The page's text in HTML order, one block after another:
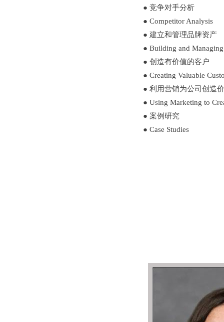
● 竞争对手分析
● Competitor Analysis
● 建立和管理品牌资产
● Building and
● 创造有价值的客户
● Creating Valuable
● 利用营销为公司创造
● Using Marketing to
● 案例研究
● Case Studies